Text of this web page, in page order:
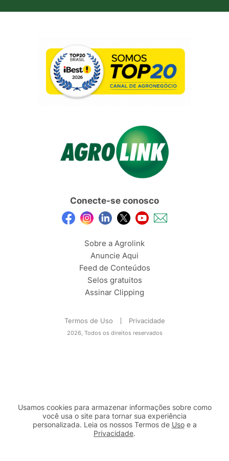
Conecte-se conosco
Sobre a Agrolink
Anuncie Aqui
Feed de Conteúdos
Selos gratuitos
Assinar Clipping
Termos de Uso Privacidade
2026, Todos os direitos reservados
Usamos cookies para armazenar informações sobre como
você usa o site para tornar sua experiência
personalizada. Leia os nossos Termos de Usoe a
Privacidade.